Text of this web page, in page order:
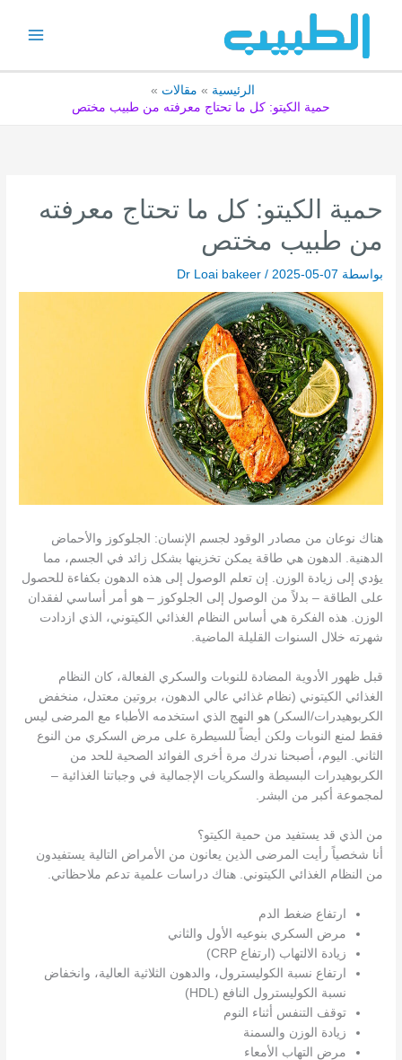
الرئيسية
مقالات
حمية الكيتو: كل ما تحتاج معرفته من طبيب مختص
حمية الكيتو: كل ما تحتاج معرفته
من طبيب مختص
بواسطة Dr Loai bakeer / 2025-05-07
هناك نوعان من مصادر الوقود لجسم الإنسان: الجلوكوز والأحماض
الدهنية. الدهون هي طاقة يمكن تخزينها بشكل زائد في الجسم، مما
يؤدي إلى زيادة الوزن. إن تعلم الوصول إلى هذه الدهون بكفاءة للحصول
على الطاقة – بدلاً من الوصول إلى الجلوكوز – هو أمر أساسي لفقدان
الوزن. هذه الفكرة هي أساس النظام الغذائي الكيتوني، الذي ازدادت
شهرته خلال السنوات القليلة الماضية.
قبل ظهور الأدوية المضادة للنوبات والسكري الفعالة، كان النظام
الغذائي الكيتوني (نظام غذائي عالي الدهون، بروتين معتدل، منخفض
الكربوهيدرات/السكر) هو النهج الذي استخدمه الأطباء مع المرضى ليس
فقط لمنع النوبات ولكن أيضاً للسيطرة على مرض السكري من النوع
الثاني. اليوم، أصبحنا ندرك مرة أخرى الفوائد الصحية للحد من
الكربوهيدرات البسيطة والسكريات الإجمالية في وجباتنا الغذائية –
لمجموعة أكبر من البشر.
من الذي قد يستفيد من حمية الكيتو؟
أنا شخصياً رأيت المرضى الذين يعانون من الأمراض التالية يستفيدون
من النظام الغذائي الكيتوني. هناك دراسات علمية تدعم ملاحظاتي.
ارتفاع ضغط الدم
مرض السكري بنوعيه الأول والثاني
زيادة الالتهاب (ارتفاع CRP)
ارتفاع نسبة الكوليسترول، والدهون الثلاثية العالية، وانخفاض
نسبة الكوليسترول النافع (HDL)
توقف التنفس أثناء النوم
زيادة الوزن والسمنة
مرض التهاب الأمعاء